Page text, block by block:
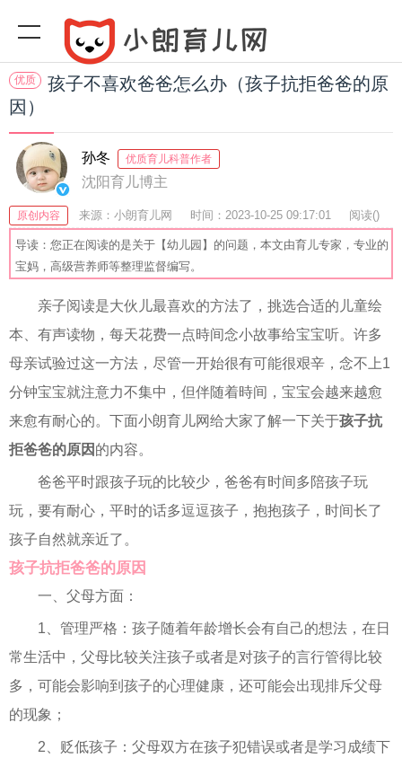
优质
孩子不喜欢爸爸怎么办（孩子抗拒爸爸的原
因）
孙冬 优质育儿科普作者
沈阳育儿博主
原创内容 来源：小朗育儿网 时间：2023-10-25 09:17:01 阅读()
收藏：33 分享：56 爆
导读：您正在阅读的是关于【幼儿园】的问题，本文由育儿专家，专业的
宝妈，高级营养师等整理监督编写。
亲子阅读是大伙儿最喜欢的方法了，挑选合适的儿童绘
本、有声读物，每天花费一点時间念小故事给宝宝听。许多
母亲试验过这一方法，尽管一开始很有可能很艰辛，念不上1
分钟宝宝就注意力不集中，但伴随着時间，宝宝会越来越愈
来愈有耐心的。下面小朗育儿网给大家了解一下关于孩子抗
拒爸爸的原因 的内容。
爸爸平时跟孩子玩的比较少，爸爸有时间多陪孩子玩
玩，要有耐心，平时的话多逗逗孩子，抱抱孩子，时间长了
孩子自然就亲近了。
孩子抗拒爸爸的原因
一、父母方面：
1、管理严格：孩子随着年龄增长会有自己的想法，在日
常生活中，父母比较关注孩子或者是对孩子的言行管得比较
多，可能会影响到孩子的心理健康，还可能会出现排斥父母
的现象；
2、贬低孩子：父母双方在孩子犯错误或者是学习成绩下